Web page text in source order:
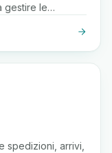
gestire le
degli
spedizioni, arrivi,